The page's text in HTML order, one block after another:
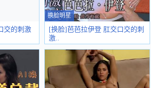
交的刺激
换脸明星
[换脸]芭芭拉伊登 肛交口交的刺
激..